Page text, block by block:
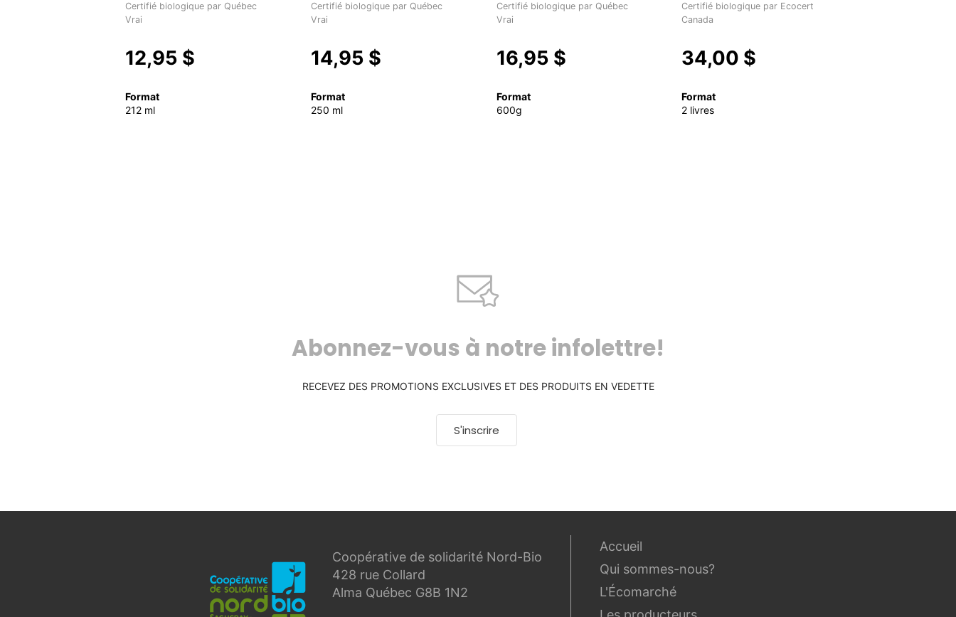
Certifié biologique par Québec
Vrai
12,95 $
Format
212 ml
Certifié biologique par Québec
Vrai
14,95 $
Format
250 ml
Certifié biologique par Québec
Vrai
16,95 $
Format
600g
Certifié biologique par Ecocert
Canada
34,00 $
Format
2 livres
Abonnez-vous à notre infolettre!
RECEVEZ DES PROMOTIONS EXCLUSIVES ET DES PRODUITS EN VEDETTE
S'inscrire
Coopérative de solidarité Nord-Bio
428 rue Collard
Alma Québec G8B 1N2
Accueil
Qui sommes-nous?
L'Écomarché